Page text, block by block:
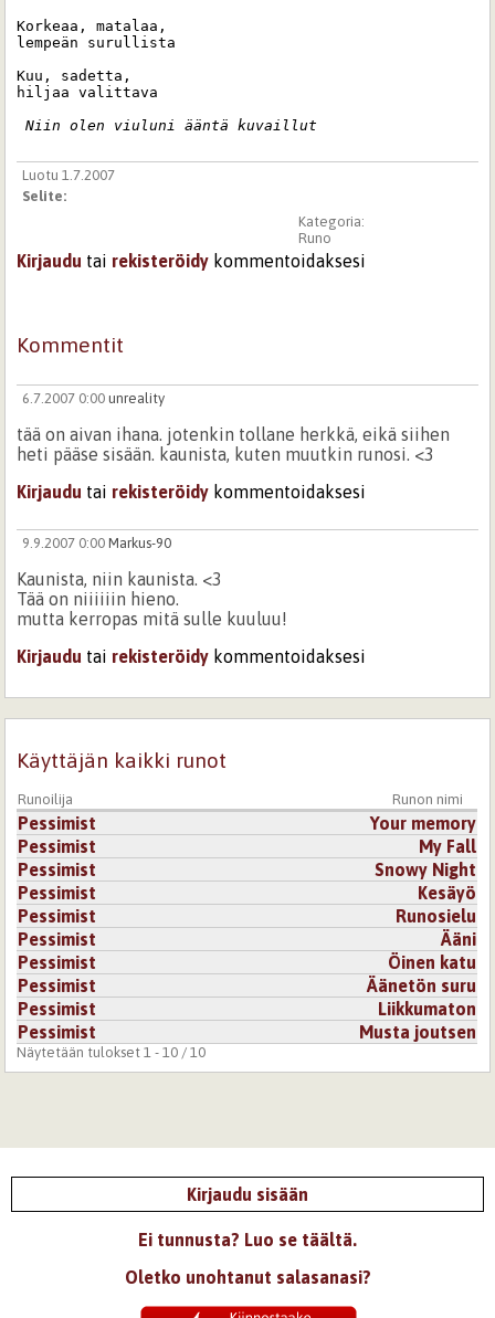
Korkeaa, matalaa,
lempeän surullista
Kuu, sadetta,
hiljaa valittava
Niin olen viuluni ääntä kuvaillut
Luotu 1.7.2007
Selite:
Kategoria:
Runo
Kirjaudu tai rekisteröidy kommentoidaksesi
Kommentit
6.7.2007 0:00 unreality
tää on aivan ihana. jotenkin tollane herkkä, eikä siihen
heti pääse sisään. kaunista, kuten muutkin runosi. <3
Kirjaudu tai rekisteröidy kommentoidaksesi
9.9.2007 0:00 Markus-90
Kaunista, niin kaunista. <3
Tää on niiiiiin hieno.
mutta kerropas mitä sulle kuuluu!
Kirjaudu tai rekisteröidy kommentoidaksesi
Käyttäjän kaikki runot
Runoilija Runon nimi
Pessimist
Your memory
Pessimist
My Fall
Pessimist
Snowy Night
Pessimist
Kesäyö
Pessimist
Runosielu
Pessimist
Ääni
Pessimist
Öinen katu
Pessimist
Äänetön suru
Pessimist
Liikkumaton
Pessimist
Musta joutsen
Näytetään tulokset 1 - 10 / 10
Kirjaudu sisään
Ei tunnusta? Luo se täältä.
Oletko unohtanut salasanasi?